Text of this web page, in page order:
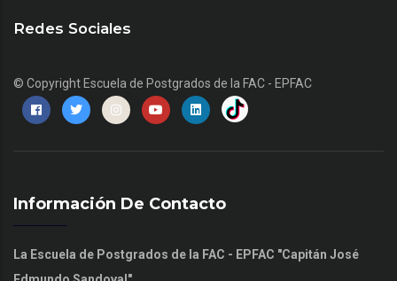
Redes Sociales
© Copyright Escuela de Postgrados de la FAC - EPFAC
Información De Contacto
La Escuela de Postgrados de la FAC - EPFAC "Capitán José